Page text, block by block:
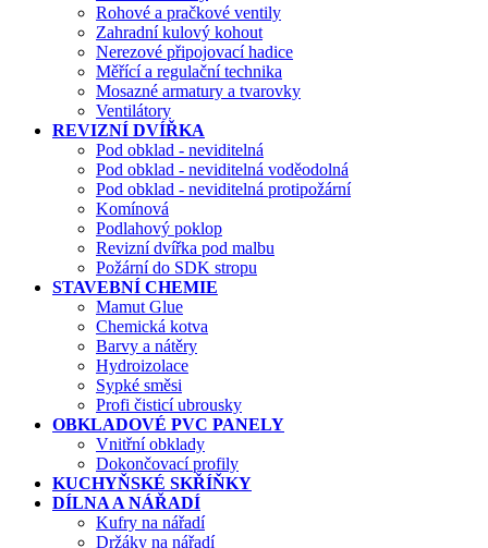
Rohové a pračkové ventily
Zahradní kulový kohout
Nerezové připojovací hadice
Měřící a regulační technika
Mosazné armatury a tvarovky
Ventilátory
REVIZNÍ DVÍŘKA
Pod obklad - neviditelná
Pod obklad - neviditelná voděodolná
Pod obklad - neviditelná protipožární
Komínová
Podlahový poklop
Revizní dvířka pod malbu
Požární do SDK stropu
STAVEBNÍ CHEMIE
Mamut Glue
Chemická kotva
Barvy a nátěry
Hydroizolace
Sypké směsi
Profi čisticí ubrousky
OBKLADOVÉ PVC PANELY
Vnitřní obklady
Dokončovací profily
KUCHYŇSKÉ SKŘÍŇKY
DÍLNA A NÁŘADÍ
Kufry na nářadí
Držáky na nářadí